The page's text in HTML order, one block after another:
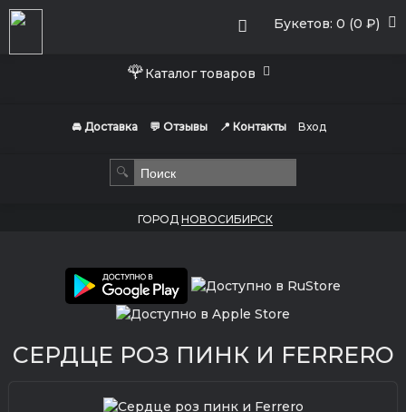
Букетов: 0 (0 ₽)
🌹Каталог товаров
🚘 Доставка 💬 Отзывы 📍 Контакты Вход
🔍
ГОРОД НОВОСИБИРСК
СЕРДЦЕ РОЗ ПИНК И FERRERO